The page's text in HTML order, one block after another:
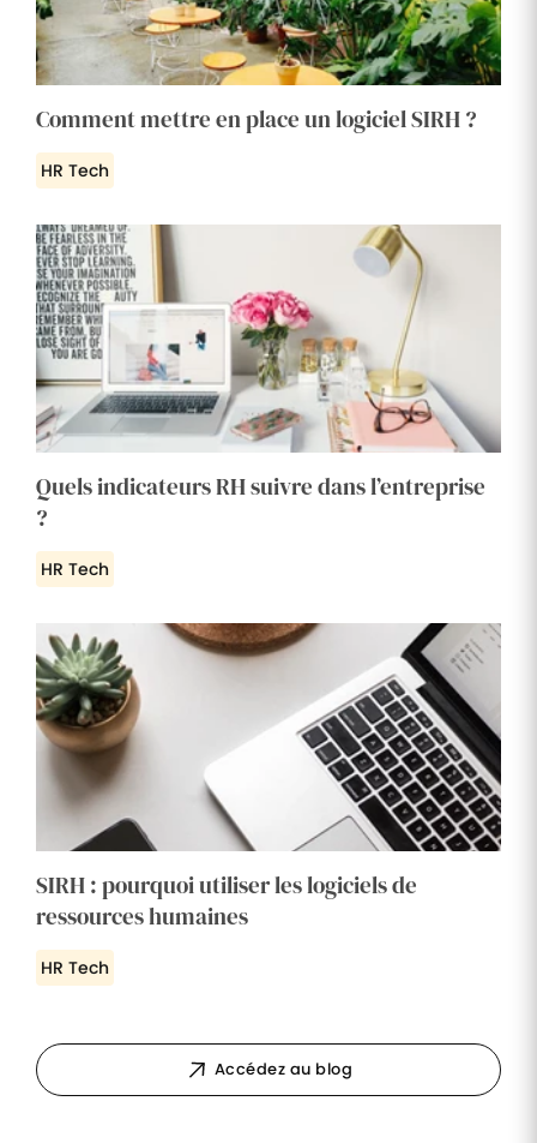
Comment mettre en place un logiciel SIRH ?
HR Tech
Quels indicateurs RH suivre dans l’entreprise
?
HR Tech
SIRH : pourquoi utiliser les logiciels de
ressources humaines
HR Tech
Accédez au blog